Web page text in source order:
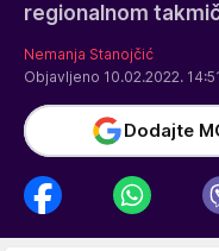
regionalnom
Nemanja Stanojčić
Objavljeno 10.02.2022.
Dodajte